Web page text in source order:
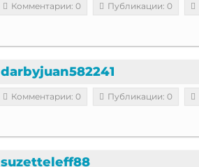
Комментарии: 0 Публикации: 0
darbyjuan582241
Комментарии: 0 Публикации: 0
suzetteleff88